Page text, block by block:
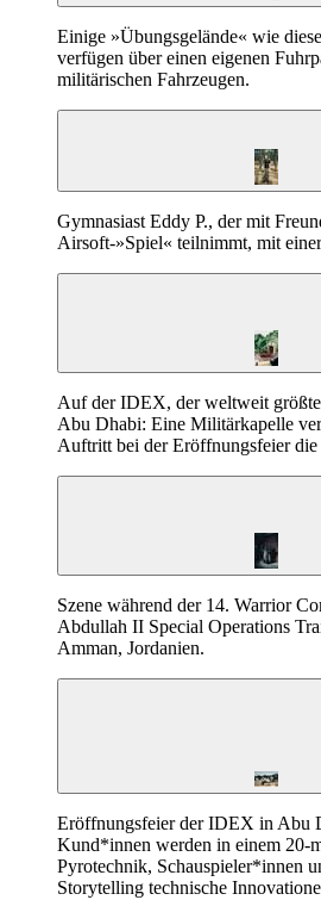
Einige »Übungsgelände« wie
verfügen über einen eigenen
militärischen Fahrzeugen.
Gymnasiast Eddy P., der mit
Airsoft-»Spiel« teilnimmt, mit
Auf der IDEX, der weltweit
Abu Dhabi: Eine Militärkapelle
Auftritt bei der Eröffnungsfeier die
Szene während der 14. Warrior
Abdullah II Special Operations
Amman, Jordanien.
Eröffnungsfeier der IDEX in Abu
Kund*innen werden in einem 20-
Pyrotechnik, Schauspieler*innen
Storytelling technische